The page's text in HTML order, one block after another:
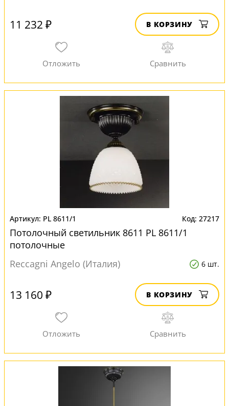
11 232 ₽ В КОРЗИНУ
PL 8611/1 27217
Потолочный светильник 8611 PL 8611/1
потолочные
Reccagni Angelo (Италия)
6 шт.
13 160 ₽ В КОРЗИНУ